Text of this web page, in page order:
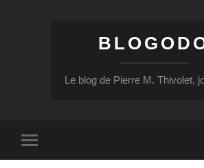
Le blog de Pierre M. Thivolet,
mobile